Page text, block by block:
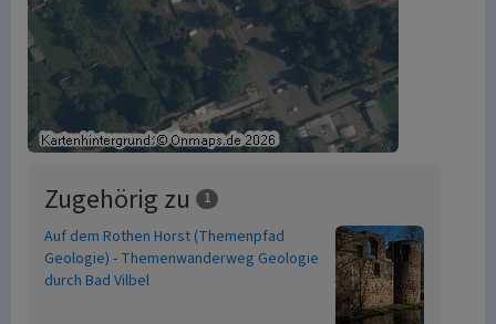
Zugehörig zu 1
Auf dem Rothen Horst (Themenpfad
Geologie) - Themenwanderweg Geologie
durch Bad Vilbel